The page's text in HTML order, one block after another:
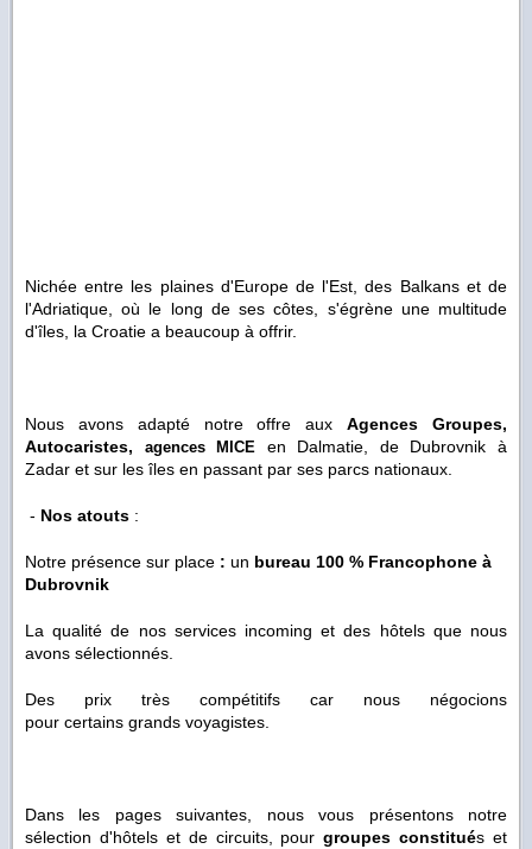
Nichée entre les plaines d'Europe de l'Est, des Balkans et de
l'Adriatique, où le long de ses côtes, s'égrène une multitude
d'îles, la Croatie a beaucoup à offrir.
Nous avons adapté notre offre auxAgences Groupes,
Autocaristes,
agences MICE en Dalmatie, de Dubrovnik à
Zadar et sur les îles en passant par ses parcs nationaux.
- Nos atouts :
Notre présence sur place : un bureau 100 % Francophone à
Dubrovnik
La qualité de nos services incoming et des hôtels que nous
avons sélectionnés.
Des prix très compétitifs car nous négocions
pour certains grands voyagistes.
Dans les pages suivantes, nous vous présentons notre
sélection d'hôtels et de circuits, pourgroupes constitués et